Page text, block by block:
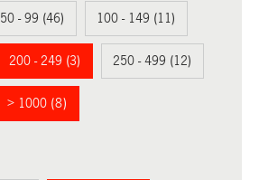
50 - 99 (46) 100 - 149 (11)
200 - 249 (3) 250 - 499 (12)
> 1000 (8)